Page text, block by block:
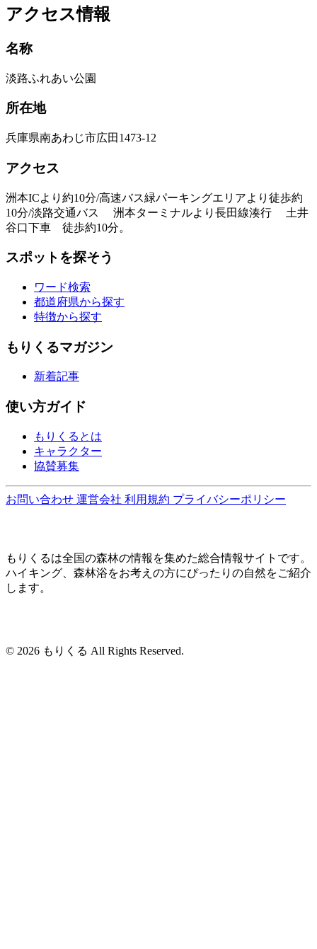
アクセス情報
名称
淡路ふれあい公園
所在地
兵庫県南あわじ市広田1473-12
アクセス
洲本ICより約10分/高速バス緑パーキングエリアより徒歩約
10分/淡路交通バス 洲本ターミナルより長田線湊行 土井
谷口下車 徒歩約10分。
スポットを探そう
ワード検索
都道府県から探す
特徴から探す
もりくるマガジン
新着記事
使い方ガイド
もりくるとは
キャラクター
協賛募集
お問い合わせ 運営会社 利用規約 プライバシーポリシー
もりくるは全国の森林の情報を集めた総合情報サイトです。
ハイキング、森林浴をお考えの方にぴったりの自然をご紹介
します。
© 2026 もりくる All Rights Reserved.